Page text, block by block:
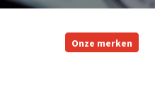
Onze merken